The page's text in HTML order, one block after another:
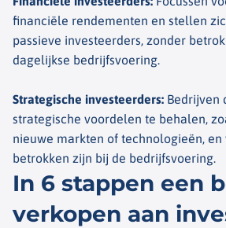
financiële rendementen en stellen
passieve investeerders, zonder
dagelijkse bedrijfsvoering.
Strategische investeerders: Bedrijven
strategische voordelen te behalen,
nieuwe markten of technologieën,
betrokken zijn bij de bedrijfsvoering.
In 6 stappen een
verkopen aan